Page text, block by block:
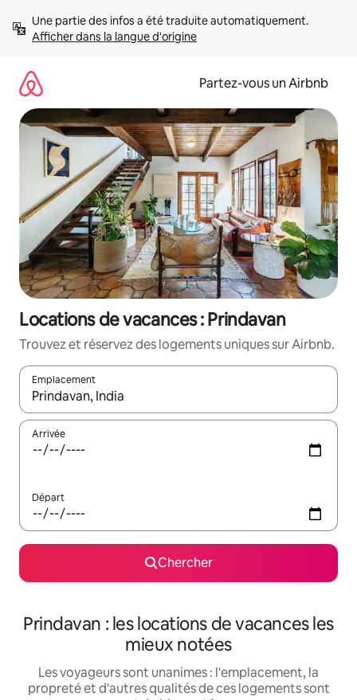
directement
Afficher dans la langue d'origine
Partez-vous un Airbnb
Locations de vacances : Prindavan
Trouvez et réservez des logements uniques sur Airbnb.
Emplacement
Quand les résultats sont affichés, parcourez-les en utilisant
Arrivée
Départ
Chercher
Prindavan : les locations de vacances les
mieux notées
Les voyageurs sont unanimes : l'emplacement, la
propreté et d'autres qualités de ces logements sont